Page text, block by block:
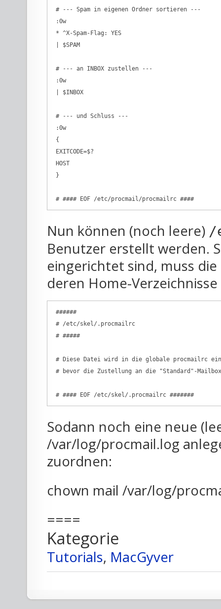
# --- Spam in eigenen Ordner sortieren ---
:0w
* ^X-Spam-Flag: YES
| $SPAM
# --- an INBOX zustellen ---
:0w
| $INBOX
# --- und Schluss ---
:0w
{
EXITCODE=$?
HOST
}
Nun können (noch leere) /
Benutzer erstellt werden.
eingerichtet sind, muss
deren Home-
######
# /etc/skel/.procmailrc
# #####
# Diese Datei wird in die globale procmailrc
# bevor die Zustellung an die "Standard"-
Sodann noch eine neue
/var/log/procmail.log
zuordnen:
chown mail /var/log/
====
Kategorie
Tutorials, MacGyver